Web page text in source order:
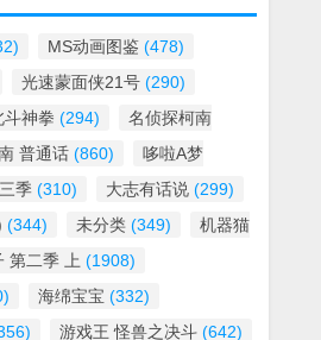
MS动画图鉴 (478)
光速蒙面侠21号 (290)
斗神拳 (294)
名侦探柯南
普通话 (860)
哆啦A梦
季 (310) 大志有话说 (299)
(344) 未分类 (349)
机器猫
第二季 上 (1908)
海绵宝宝 (332)
游戏王 怪兽之决斗 (642)